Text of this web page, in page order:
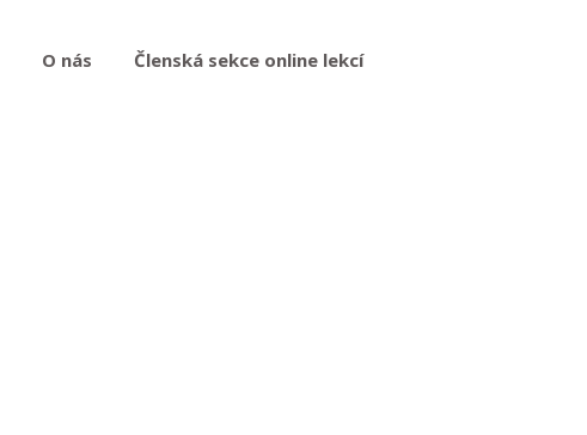
O nás Členská sekce online lekcí